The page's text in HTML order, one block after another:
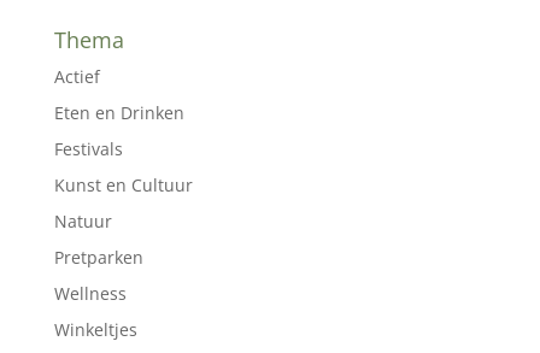
Thema
Actief
Eten en Drinken
Festivals
Kunst en Cultuur
Natuur
Pretparken
Wellness
Winkeltjes